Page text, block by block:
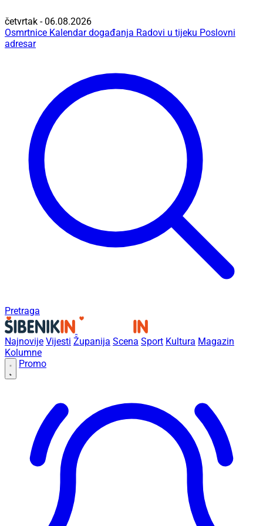
četvrtak - 06.08.2026
Osmrtnice Kalendar događanja Radovi u tijeku Poslovni
adresar
Pretraga
Najnovije Vijesti Županija Scena Sport Kultura Magazin
Kolumne
Promo